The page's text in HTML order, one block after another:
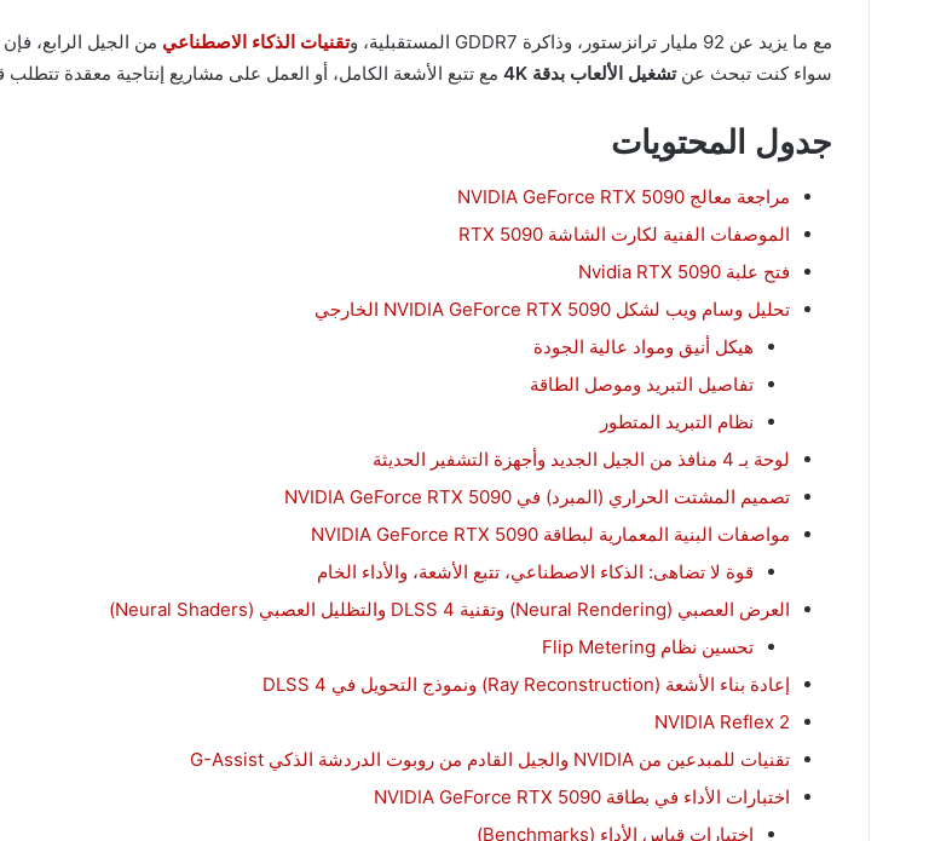
مع ما يزيد عن 92 مليار ترانزستور، وذاكرة GDDR7 المستقبلية، و تقنيات الذكاء الاصطناعي
سواء كنت تبحث عنتشغيل الألعاب بدقة 4K مع تتبع الأشعة الكامل، أو العمل على مشاريع إنتاجية معقدة
جدول المحتويات
مراجعة معالج NVIDIA GeForce RTX 5090
الموصفات الفنية لكارت الشاشة RTX 5090
فتح علبة Nvidia RTX 5090
تحليل وسام ويب لشكل NVIDIA GeForce RTX 5090 الخارجي
هيكل أنيق ومواد عالية الجودة
تفاصيل التبريد وموصل الطاقة
نظام التبريد المتطور
لوحة بـ 4 منافذ من الجيل الجديد وأجهزة التشفير الحديثة
تصميم المشتت الحراري (المبرد) في NVIDIA GeForce RTX 5090
مواصفات البنية المعمارية لبطاقة NVIDIA GeForce RTX 5090
قوة لا تضاهى: الذكاء الاصطناعي، تتبع الأشعة، والأداء الخام
العرض العصبي (Neural Rendering) وتقنية DLSS 4 والتظليل العصبي (Neural Shaders)
تحسين نظام Flip Metering
إعادة بناء الأشعة (Ray Reconstruction) ونموذج التحويل في DLSS 4
NVIDIA Reflex 2
تقنيات للمبدعين من NVIDIA والجيل القادم من روبوت الدردشة الذكي G-Assist
اختبارات الأداء في بطاقة NVIDIA GeForce RTX 5090
اختبارات قياس الأداء (Benchmarks)